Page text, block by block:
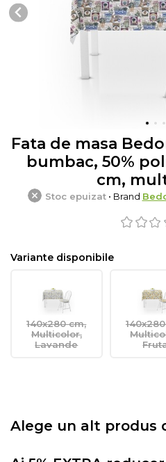
Fata de masa
bumbac, 50%
cm,
Stoc epuizat• Brand
Variante disponibile
140x280 cm,
Multicolor,
Lavande
Alege un alt produs